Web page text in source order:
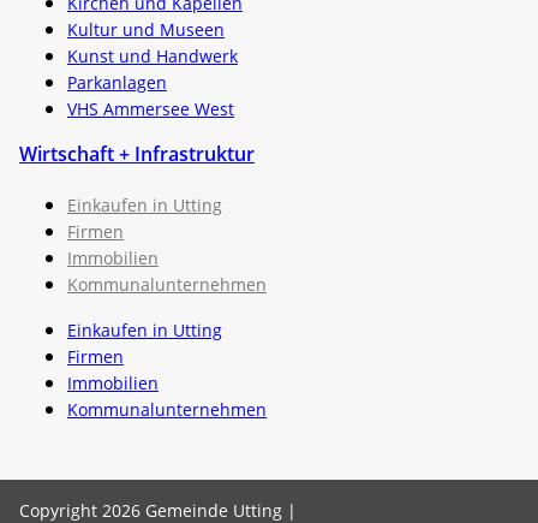
Kultur und Museen
Kunst und Handwerk
Parkanlagen
VHS Ammersee West
Wirtschaft + Infrastruktur
Einkaufen in Utting
Firmen
Immobilien
Kommunalunternehmen
Einkaufen in Utting
Firmen
Immobilien
Kommunalunternehmen
Copyright 2026 Gemeinde Utting |